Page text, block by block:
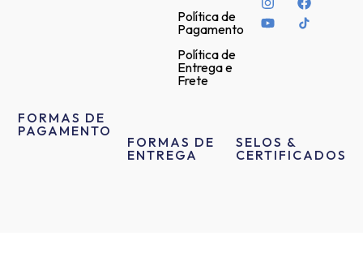
Política de
Pagamento
Política de
Entrega e
Frete
FORMAS DE
PAGAMENTO
FORMAS DE
ENTREGA
SELOS &
CERTIFICADOS